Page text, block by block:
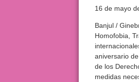
16 de mayo
Banjul /
Homofobia,
aniversario
de los
medidas